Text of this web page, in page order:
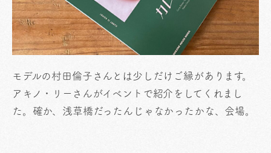
モデルの村田倫子さんとは少しだけご縁があります。
アキノ・リーさんがイベントで紹介をしてくれまし
た。確か、浅草橋だったんじゃなかったかな、会場。